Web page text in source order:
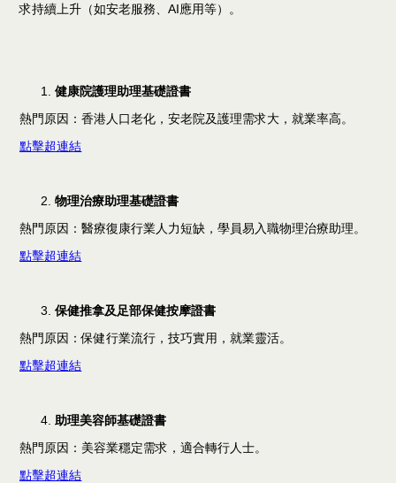
求持續上升（如安老服務、AI應用等）。
健康院護理助理基礎證書
熱門原因：香港人口老化，安老院及護理需求大，就業率高。
點擊超連結
物理治療助理基礎證書
熱門原因：醫療復康行業人力短缺，學員易入職物理治療助理。
點擊超連結
保健推拿及足部保健按摩證書
熱門原因：保健行業流行，技巧實用，就業靈活。
點擊超連結
助理美容師基礎證書
熱門原因：美容業穩定需求，適合轉行人士。
點擊超連結